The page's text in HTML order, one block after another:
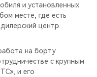
и установленных
месте, где есть
центр.
на борту
с крупным
и его